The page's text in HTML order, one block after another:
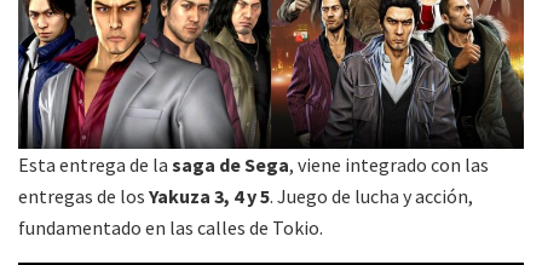
Esta entrega de la saga de Sega, viene integrado con las
entregas de los Yakuza 3, 4 y 5. Juego de lucha y acción,
fundamentado en las calles de Tokio.